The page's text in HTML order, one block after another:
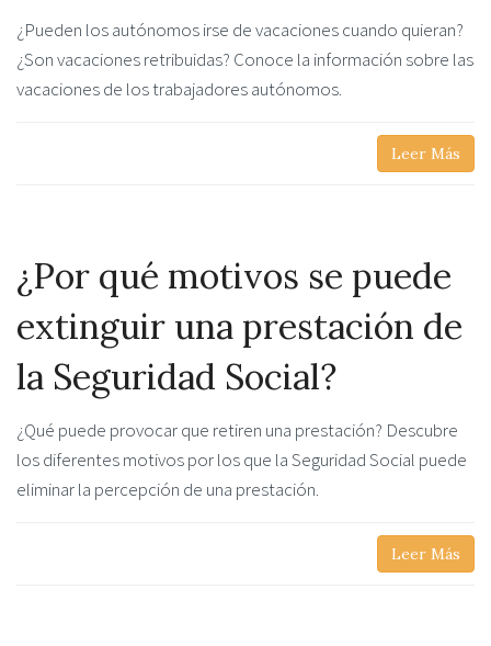
¿Pueden los autónomos irse de vacaciones cuando quieran?
¿Son vacaciones retribuidas? Conoce la información sobre las
vacaciones de los trabajadores autónomos.
Leer Más
¿Por qué motivos se puede
extinguir una prestación de
la Seguridad Social?
¿Qué puede provocar que retiren una prestación? Descubre
los diferentes motivos por los que la Seguridad Social puede
eliminar la percepción de una prestación.
Leer Más